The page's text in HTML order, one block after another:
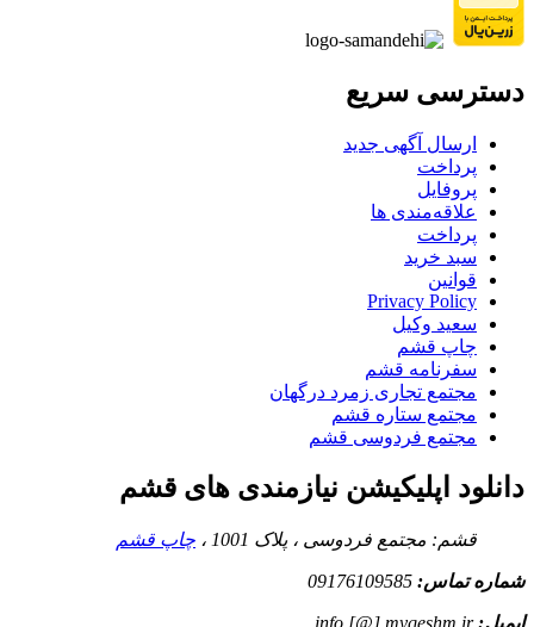
دسترسی سریع
ارسال آگهی جدید
پرداخت
پروفایل
علاقه‌مندی ها
پرداخت
سبد خرید
قوانین
Privacy Policy
سعید وکیل
چاپ قشم
سفرنامه قشم
مجتمع تجاری زمرد درگهان
مجتمع ستاره قشم
مجتمع فردوسی قشم
دانلود اپلیکیشن نیازمندی های قشم
قشم: مجتمع فردوسی ، پلاک 1001 ، چاپ قشم
شماره تماس: 09176109585